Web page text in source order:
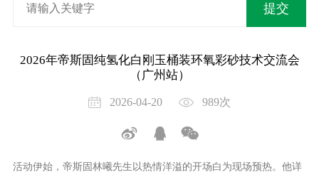
2026年帝斯固纯氢化白刚玉桶装环氧彩砂技术交流会
（广州站）
2026-04-20 989次
活动伊始，帝斯固林曦先生以热情洋溢的开场白为现场预热。他详